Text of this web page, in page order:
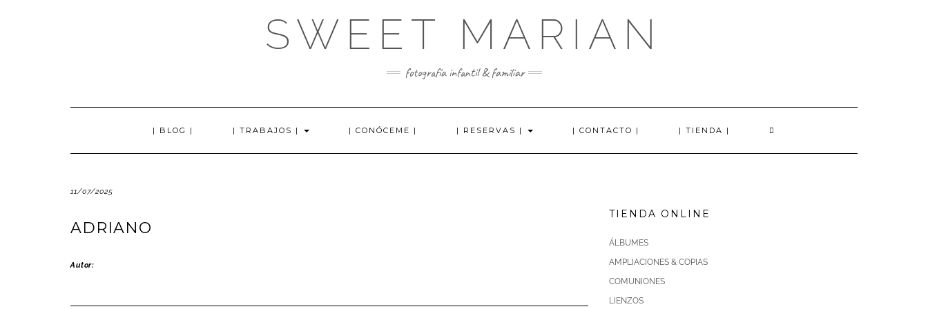
SWEET MARIAN
fotografía infantil & familiar
| BLOG | | TRABAJOS | | CONÓCEME | | RESERVAS | | CONTACTO | | TIENDA |
11/07/2025
ADRIANO
Autor:
TIENDA ONLINE
ÁLBUMES
AMPLIACIONES & COPIAS
COMUNIONES
LIENZOS